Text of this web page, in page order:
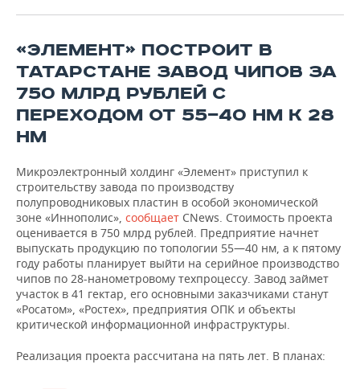
«ЭЛЕМЕНТ» ПОСТРОИТ В
ТАТАРСТАНЕ ЗАВОД ЧИПОВ ЗА
750 МЛРД РУБЛЕЙ С
ПЕРЕХОДОМ ОТ 55—40 НМ К 28
НМ
Микроэлектронный холдинг «Элемент» приступил к
строительству завода по производству
полупроводниковых пластин в особой экономической
зоне «Иннополис», сообщает CNews. Стоимость проекта
оценивается в 750 млрд рублей. Предприятие начнет
выпускать продукцию по топологии 55—40 нм, а к пятому
году работы планирует выйти на серийное производство
чипов по 28-нанометровому техпроцессу. Завод займет
участок в 41 гектар, его основными заказчиками станут
«Росатом», «Ростех», предприятия ОПК и объекты
критической информационной инфраструктуры.
Реализация проекта рассчитана на пять лет. В планах: